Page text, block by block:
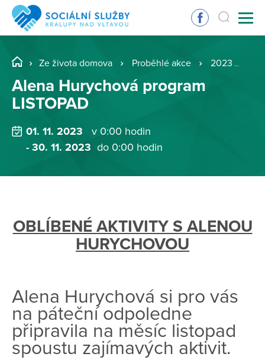
Ze života domova Proběhlé akce 2023
Alena Hurychová program
LISTOPAD
01. 11. 2023
v 0:00 hodin
- 30. 11. 2023 do 0:00 hodin
OBLÍBENÉ AKTIVITY S ALENOU
HURYCHOVOU
Alena Hurychová si pro vás
na páteční odpoledne
připravila na měsíc listopad
spoustu zajímavých aktivit.